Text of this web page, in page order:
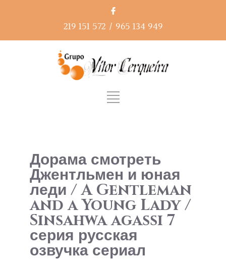
219 151 572 / 965 134 949
Дорама смотреть
Джентльмен и юная
леди / A Gentleman
and a Young Lady /
Sinsahwa agassi 7
серия русская
озвучка сериал